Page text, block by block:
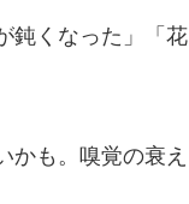
鈍くなった」「花
も。嗅覚の衰え